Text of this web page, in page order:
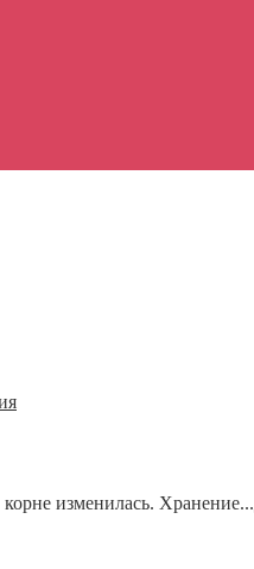
изменилась. Хранение...